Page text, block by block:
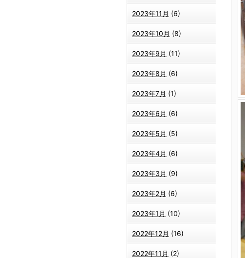
2023年11月 (6)
2023年10月 (8)
2023年9月 (11)
2023年8月 (6)
2023年7月 (1)
2023年6月 (6)
2023年5月 (5)
2023年4月 (6)
2023年3月 (9)
2023年2月 (6)
2023年1月 (10)
2022年12月 (16)
2022年11月 (2)